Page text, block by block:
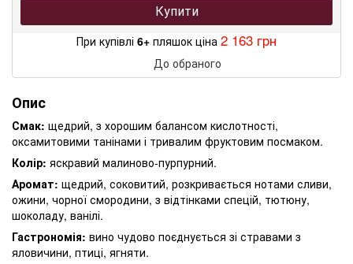
Купити
При купівлі 6+ пляшок ціна 2 163 грн
До обраного
Опис
Смак: щедрий, з хорошим балансом кислотності,
оксамитовими танінами і тривалим фруктовим посмаком.
Колір: яскравий малиново-пурпурний.
Аромат: щедрий, соковитий, розкривається нотами сливи,
ожини, чорної смородини, з відтінками спецій, тютюну,
шоколаду, ванілі.
Гастрономія: вино чудово поєднується зі стравами з
яловичини, птиці, ягняти.